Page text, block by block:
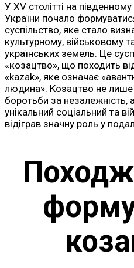
У XV столітті на
України почало
суспільство, яке стало
культурному, військовому
українських земель. Це
«козацтво», що походить
«kazak», яке означає
людина». Козацтво не
боротьби за незалежність,
унікальний соціальний та
відіграв значну роль у